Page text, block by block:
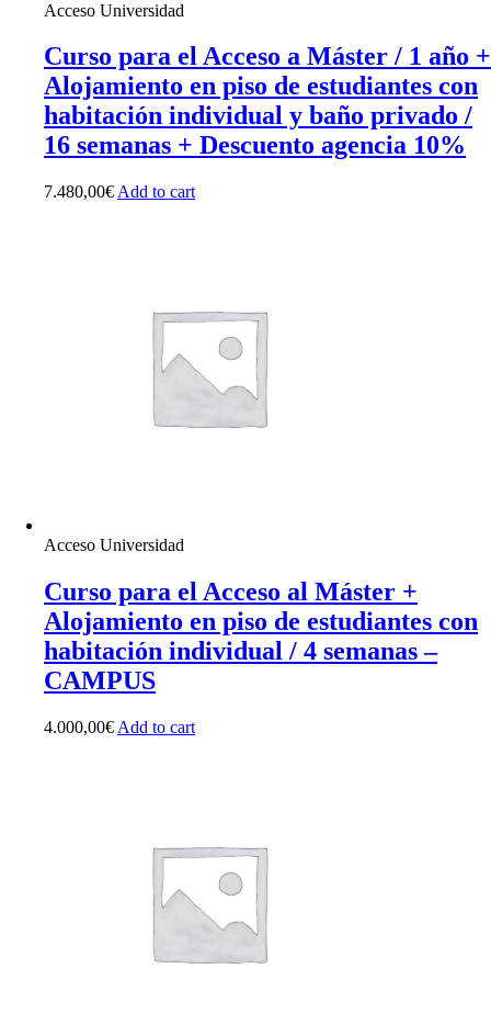
Acceso Universidad
Curso para el Acceso a Máster / 1 año +
Alojamiento en piso de estudiantes con
habitación individual y baño privado /
16 semanas + Descuento agencia 10%
7.480,00€ Add to cart
Acceso Universidad
Curso para el Acceso al Máster +
Alojamiento en piso de estudiantes con
habitación individual / 4 semanas –
CAMPUS
4.000,00€ Add to cart